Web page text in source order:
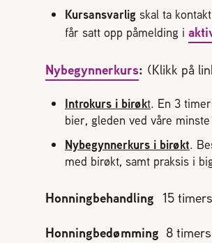
Kursansvarlig skal ta
får satt opp påmelding i
Nybegynnerkurs: (Klikk på
Introkurs i birøkt. En 3
bier, gleden ved våre
Nybegynnerkurs i birøkt.
med birøkt, samt praksis i
Honningbehandling 15
Honningbedømming 8